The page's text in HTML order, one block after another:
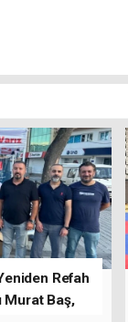
Refah
Murat Baş,